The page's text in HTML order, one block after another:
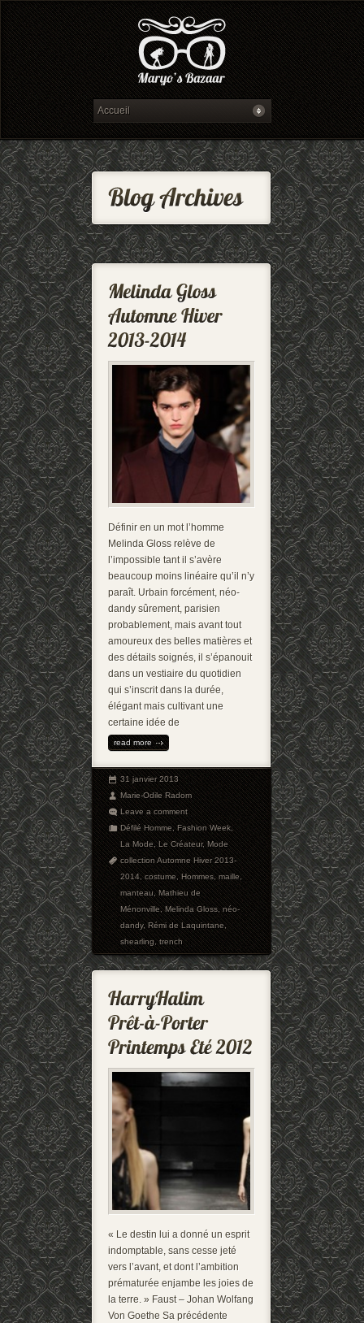
Définir en un mot l’homme
Melinda Gloss relève de
l’impossible tant il s’avère
beaucoup moins linéaire qu’il n’y
paraît. Urbain forcément, néo-
dandy sûrement, parisien
probablement, mais avant tout
amoureux des belles matières et
des détails soignés, il s’épanouit
dans un vestiaire du quotidien
qui s’inscrit dans la durée,
élégant mais cultivant une
certaine idée de
read more
31 janvier 2013
Marie-Odile Radom
Leave a comment
Défilé Homme,Fashion Week,
La Mode,Le Créateur,Mode
collection Automne Hiver 2013-
2014,costume,Hommes,maille,
manteau,Mathieu de
Ménonville,Melinda Gloss,néo-
dandy,Rémi de Laquintane,
shearling,trench
« Le destin lui a donné un esprit
indomptable, sans cesse jeté
vers l’avant, et dont l’ambition
prématurée enjambe les joies de
la terre. » Faust – Johan Wolfang
Von Goethe Sa précédente